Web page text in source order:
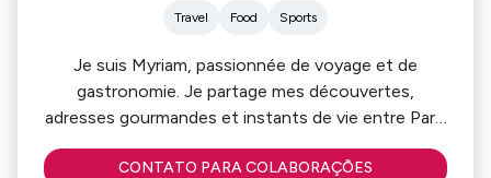
Travel Food Sports
Je suis Myriam, passionnée de voyage et de
gastronomie. Je partage mes découvertes,
adresses gourmandes et instants de vie entre Paris
et ailleurs .
CONTATO PARA COLABORAÇÕES